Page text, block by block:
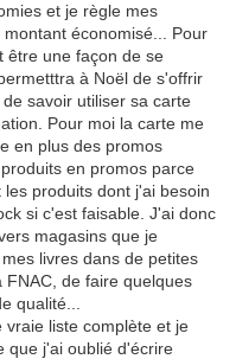
et je règle mes
économisé... Pour
être une façon de se
à Noël de s'offrir
savoir utiliser sa carte
Pour moi la carte me
en plus des promos
en promos parce
produits dont j'ai besoin
si c'est faisable. J'ai donc
magasins que je
livres dans de petites
de faire quelques
qualité...
liste complète et je
que j'ai oublié d'écrire